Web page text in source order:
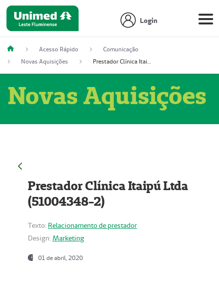
Login
Acesso Rápido
Comunicação
Novas Aquisições
Prestador Clínica Itaipú Ltda (51004348-2)
Novas Aquisições
Prestador Clínica Itaipú Ltda
(51004348-2)
Texto: Relacionamento de prestador
Design: Marketing
01 de abril, 2020